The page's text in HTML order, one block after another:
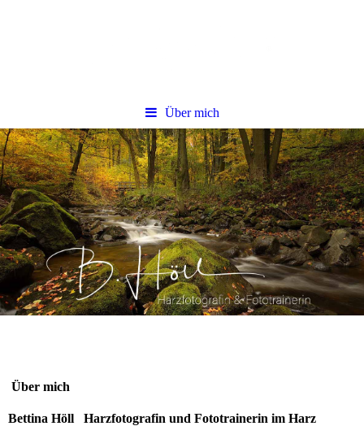
Über mich
Über mich
Bettina Höll Harzfotografin und Fototrainerin im Harz